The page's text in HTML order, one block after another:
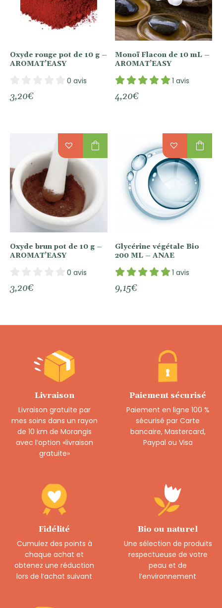
Oxyde rouge pot de 10 g –
AROMAT’EASY
0 avis
3,20€
Monoï Flacon de 10 mL –
AROMAT’EASY
1 avis
4,20€
Oxyde brun pot de 10 g –
AROMAT’EASY
0 avis
3,20€
shopping_bag
Glycérine végétale Bio
200 ML – ANAE
1 avis
9,15€
shopping_bag
Livraison
Livraison gratuite par
mes soins dans un rayon
de 10 km de Morangis
avec l’option «livraison
gratuite»
Paiement sécurisé
Paiement en ligne 100 %
sécurisé par Carte
bancaire, Mastercard,
Paypal ou Visa
Fidélité
Cumulez des points à
chaque achat et
obtenez une réduction
lors de l’achat suivant
Bio ou naturel
Une sélection de produits
respectueuse de votre
peau et de
l’environnement